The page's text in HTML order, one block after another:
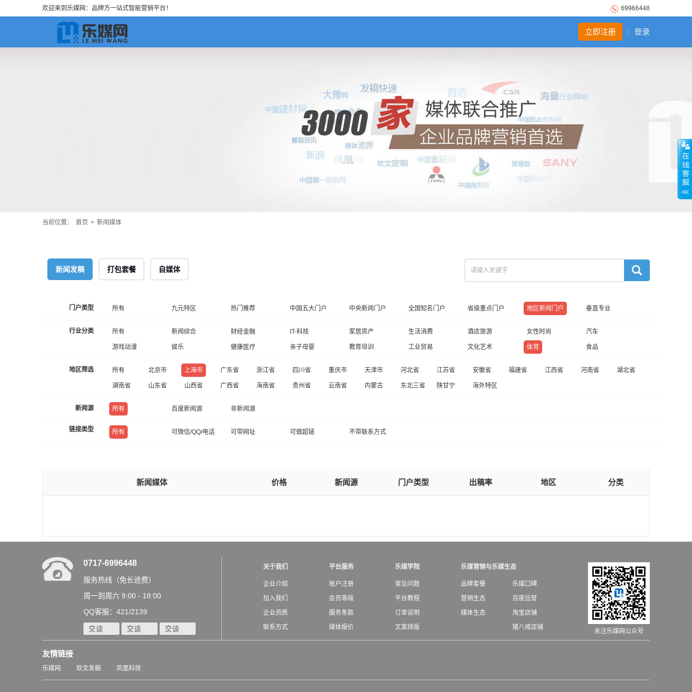
欢迎来到乐媒网：品牌方一站式智能营销平台！ 69966448
登录
立即注册
当前位置： 首页 > 新闻媒体
新闻发稿 打包套餐 自媒体
门户类型 所有 九元特区 热门推荐 中国五大门户 中央新闻门户 全国知名门户 省级重点门户 地区新闻门户 垂直专业
行业分类 所有 新闻综合 财经金融 IT-科技 家居房产 生活消费 酒店旅游 女性时尚 汽车
游戏动漫 娱乐 健康医疗 亲子母婴 教育培训 工业贸易 文化艺术 体育 食品
地区筛选 所有 北京市 上海市 广东省 浙江省 四川省 重庆市 天津市 河北省 江苏省 安徽省 福建省 江西省 河南省 湖北省
湖南省 山东省 山西省 广西省 海南省 贵州省 云南省 内蒙古 东北三省 陕甘宁 海外特区
新闻源 所有 百度新闻源 非新闻源
链接类型 所有 可微信/QQ/电话 可带网址 可做超链 不带联系方式
新闻媒体 价格 新闻源 门户类型 出稿率 地区 分类
0717-6996448
服务热线（免长途费）
周一到周六 9:00 - 18:00
QQ客服：421/2139
交谈 交谈 交谈
关于我们
企业介绍
加入我们
企业资质
联系方式
平台服务
账户注册
会员等级
服务条款
媒体报价
乐媒学院
常见问题
平台教程
订单说明
文案排版
乐媒营销与乐媒生态
品牌套餐
乐媒口碑
营销生态
百度信誉
媒体生态
淘宝店铺
猪八戒店铺
关注乐媒网公众号
友情链接
乐媒网 软文发稿 凤凰科技